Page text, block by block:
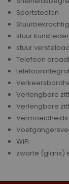
Sportstoelen
stuur kunstleder
stuur
Telefoon
Verlengbare
Verlengbare
WiFi
zwarte (glans)